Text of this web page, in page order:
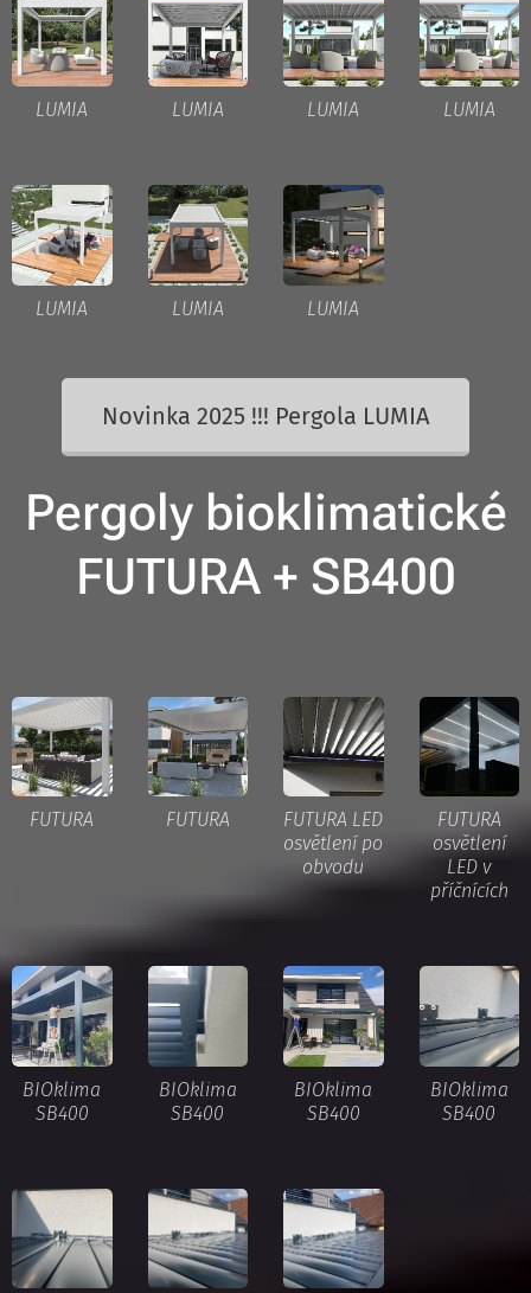
LUMIA LUMIA LUMIA LUMIA
LUMIA LUMIA LUMIA
Novinka 2025 !!! Pergola LUMIA
Pergoly bioklimatické
FUTURA + SB400
FUTURA FUTURA
FUTURA LED
osvětlení po
obvodu
FUTURA
osvětlení
LED v
příčnících
BIOklima
SB400
BIOklima
SB400
BIOklima
SB400
BIOklima
SB400